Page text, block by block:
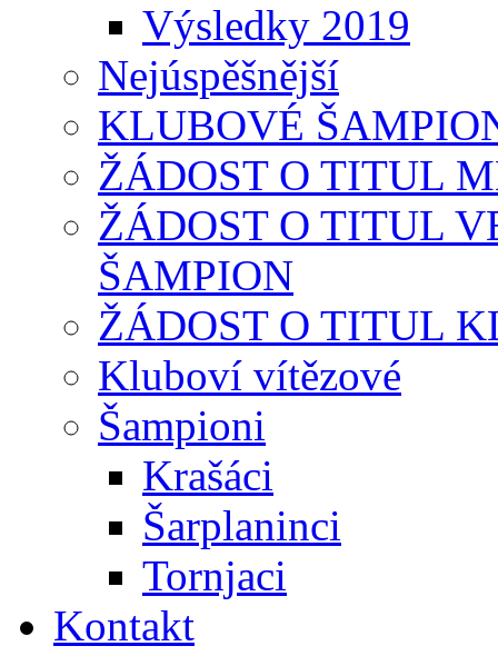
Výsledky 2019
Nejúspěšnější
KLUBOVÉ
ŽÁDOST O TITUL
ŽÁDOST O TITUL
ŠAMPION
ŽÁDOST O TITUL
Kluboví vítězové
Šampioni
Krašáci
Šarplaninci
Tornjaci
Kontakt